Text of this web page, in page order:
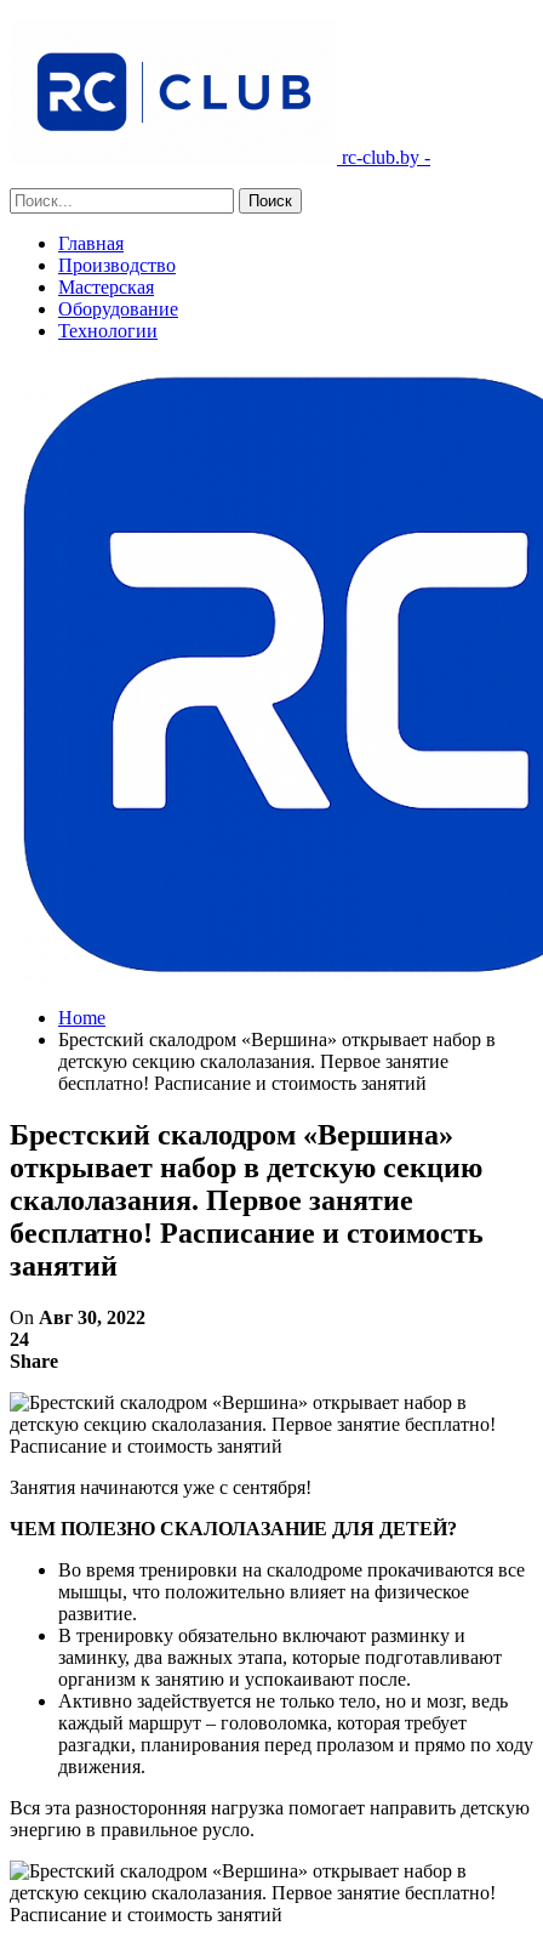
rc-club.by -
Главная
Производство
Мастерская
Оборудование
Технологии
Home
Брестский скалодром «Вершина» открывает набор в
детскую секцию скалолазания. Первое занятие
бесплатно! Расписание и стоимость занятий
Брестский скалодром «Вершина»
открывает набор в детскую секцию
скалолазания. Первое занятие
бесплатно! Расписание и стоимость
занятий
On Авг 30, 2022
24
Share
Занятия начинаются уже с сентября!
ЧЕМ ПОЛЕЗНО СКАЛОЛАЗАНИЕ ДЛЯ ДЕТЕЙ?
Во время тренировки на скалодроме прокачиваются все
мышцы, что положительно влияет на физическое
развитие.
В тренировку обязательно включают разминку и
заминку, два важных этапа, которые подготавливают
организм к занятию и успокаивают после.
Активно задействуется не только тело, но и мозг, ведь
каждый маршрут – головоломка, которая требует
разгадки, планирования перед пролазом и прямо по ходу
движения.
Вся эта разносторонняя нагрузка помогает направить детскую
энергию в правильное русло.